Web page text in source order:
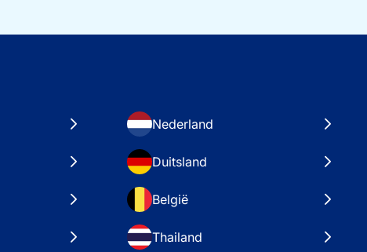
Nederland
Duitsland
België
Thailand